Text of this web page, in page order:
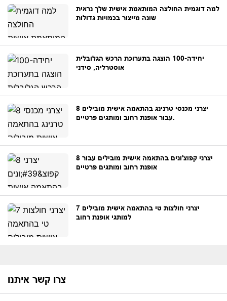
למה דוגמית החולצה המותאמת אישית שלך נראית
שונה מייצור בכמויות גדולות
יחידה-100 הוצגה בתערוכת הרכש הגלובלית
אוסטרליה, סידני
8 יצרני מכנסי טרנינג בהתאמה אישית מובילים
עבור אופנת רחוב ומותגים פרטיים.
8 יצרני קפוצ'ונים בהתאמה אישית מובילים עבור
אופנת רחוב ומותגים פרטיים
7 יצרני חולצות טי בהתאמה אישית מובילים
למותגי אופנת רחוב
צרו קשר איתנו